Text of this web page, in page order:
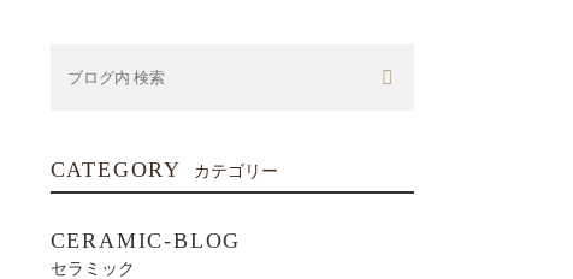
CATEGORY カテゴリー
CERAMIC-BLOG
セラミック